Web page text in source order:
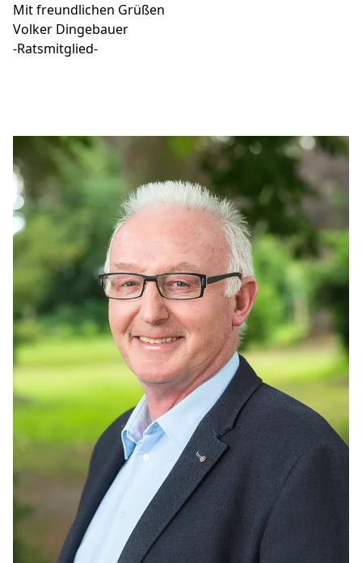
Mit freundlichen Grüßen
Volker Dingebauer
-Ratsmitglied-